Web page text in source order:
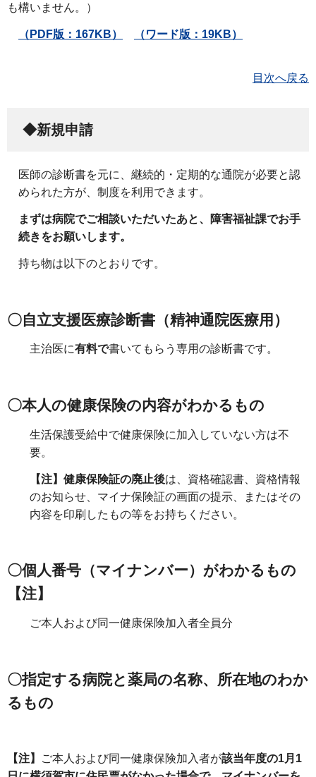
も構いません。）
（PDF版：167KB） （ワード版：19KB）
目次へ戻る
◆新規申請
医師の診断書を元に、継続的・定期的な通院が必要と認
められた方が、制度を利用できます。
まずは病院でご相談いただいたあと、障害福祉課でお手
続きをお願いします。
持ち物は以下のとおりです。
〇自立支援医療診断書（精神通院医療用）
主治医に有料で書いてもらう専用の診断書です。
〇本人の健康保険の内容がわかるもの
生活保護受給中で健康保険に加入していない方は不
要。
【注】健康保険証の廃止後は、資格確認書、資格情報
のお知らせ、マイナ保険証の画面の提示、またはその
内容を印刷したもの等をお持ちください。
〇個人番号（マイナンバー）がわかるもの
【注】
ご本人および同一健康保険加入者全員分
〇指定する病院と薬局の名称、所在地のわか
るもの
【注】 ご本人および同一健康保険加入者が該当年度の1月1